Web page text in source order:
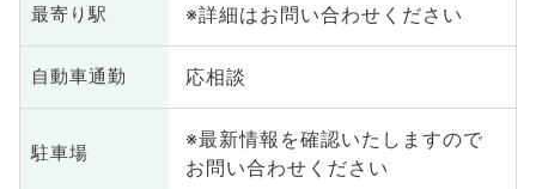
最寄り駅 ※詳細はお問い合わせください
自動車通勤 応相談
駐車場
※最新情報を確認いたしますので
お問い合わせください